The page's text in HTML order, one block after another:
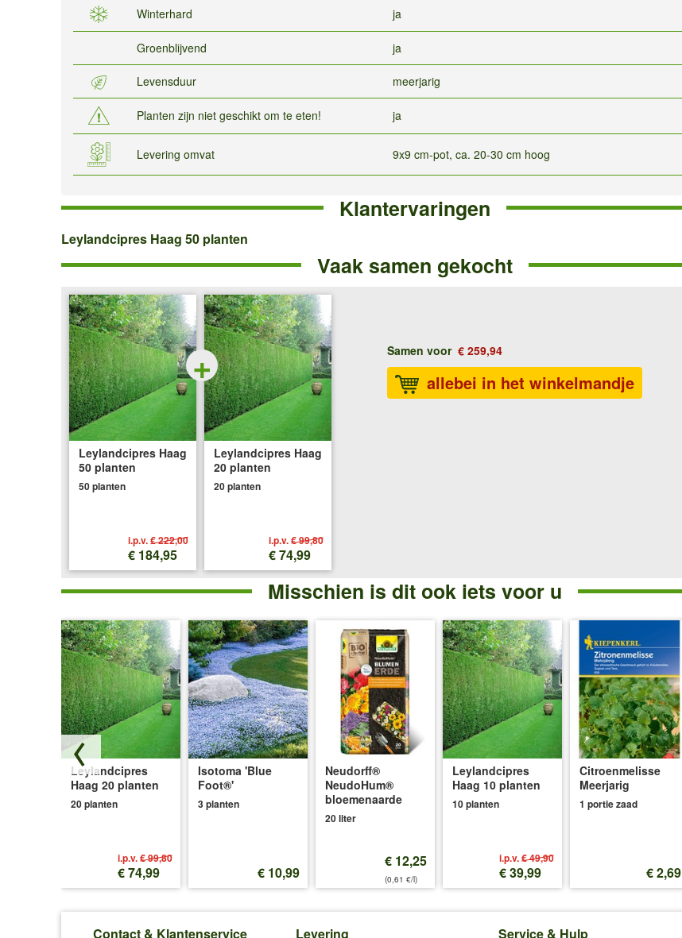
Winterhard ja
Groenblijvend ja
Levensduur meerjarig
Planten zijn niet geschikt om te eten! ja
Levering omvat 9x9 cm-pot, ca. 20-30 cm hoog
Klantervaringen
Leylandcipres
planten
Leylandcipres Haag 50 planten
Vaak samen gekocht
Leylandcipres Haag
50 planten
50 planten
i.p.v.€ 222,00
€ 184,95
+
Leylandcipres Haag
20 planten
20 planten
i.p.v.€ 99,80
€ 74,99
Samen voor € 259,94
allebei in het winkelmandje
Misschien is dit ook iets voor u
Leylandcipres
Haag 20 planten
20 planten
i.p.v.€ 99,80
€ 74,99
Isotoma 'Blue
Foot®'
3 planten
€ 10,99
Neudorff®
NeudoHum®
bloemenaarde
20 liter
€ 12,25
(0,61 €/l)
Leylandcipres
Haag 10 planten
10 planten
i.p.v.€ 49,90
€ 39,99
Citroenmelisse
Meerjarig
1 portie zaad
€ 2,69
Contact & Klantenservice Levering Service & Hulp